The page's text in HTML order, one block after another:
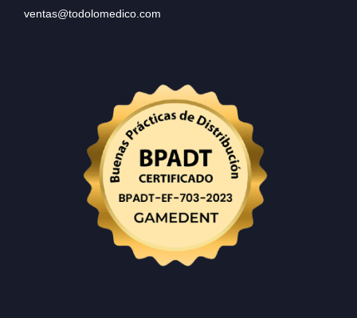
ventas@todolomedico.com